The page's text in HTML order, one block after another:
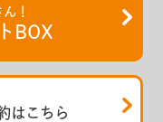
！
BOX
はこちら